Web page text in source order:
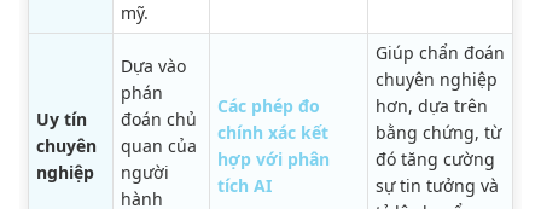
mỹ.
Uy tín
chuyên
nghiệp
Dựa vào
phán
đoán chủ
quan của
người
hành
Các phép đo
chính xác kết
hợp với phân
tích AI
Giúp chẩn đoán
chuyên nghiệp
hơn, dựa trên
bằng chứng, từ
đó tăng cường
sự tin tưởng và